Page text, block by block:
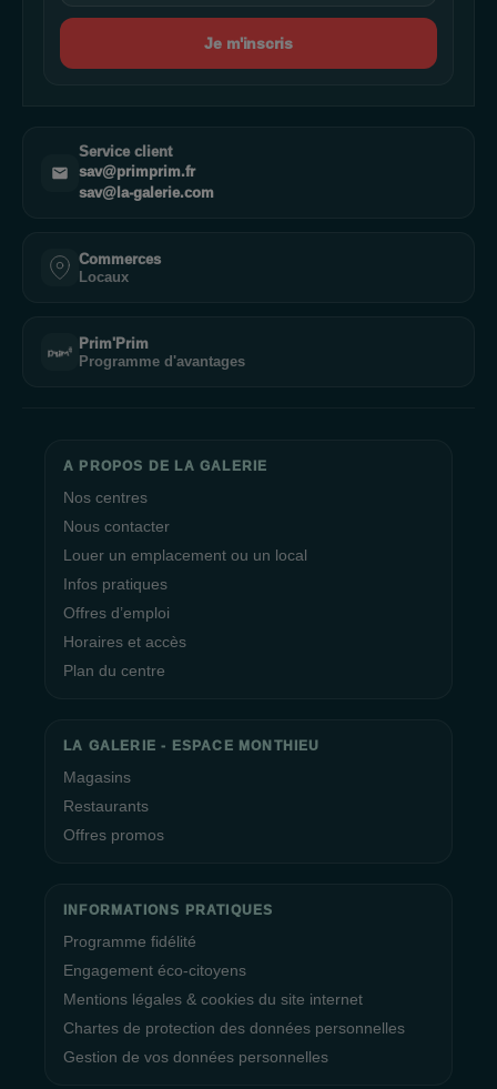
Je m'inscris
Service client
sav@primprim.fr
sav@la-galerie.com
Commerces
Locaux
Prim'Prim
Programme d'avantages
A PROPOS DE LA GALERIE
Nos centres
Nous contacter
Louer un emplacement ou un local
Infos pratiques
Offres d’emploi
Horaires et accès
Plan du centre
LA GALERIE - ESPACE MONTHIEU
Magasins
Restaurants
Offres promos
INFORMATIONS PRATIQUES
Programme fidélité
Engagement éco-citoyens
Mentions légales & cookies du site internet
Chartes de protection des données personnelles
Gestion de vos données personnelles